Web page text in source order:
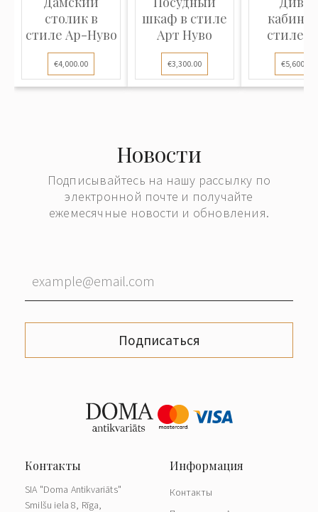
столик в
стиле Ар-Нуво
€4,000.00
шкаф в стиле
Арт Нуво
€3,300.00
стиле
Нуво
€5,600.00
Новости
Подписывайтесь на нашу рассылку по
электронной почте и получайте
ежемесячные новости и обновления.
Подписаться
SIA "Doma Antikvariāts"
Smilšu iela 8, Rīga,
Контакты